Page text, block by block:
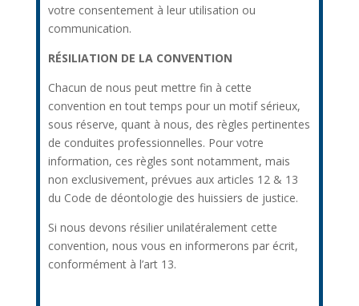
votre consentement à leur utilisation ou
communication.
RÉSILIATION DE LA CONVENTION
Chacun de nous peut mettre fin à cette
convention en tout temps pour un motif sérieux,
sous réserve, quant à nous, des règles pertinentes
de conduites professionnelles. Pour votre
information, ces règles sont notamment, mais
non exclusivement, prévues aux articles 12 & 13
du Code de déontologie des huissiers de justice.
Si nous devons résilier unilatéralement cette
convention, nous vous en informerons par écrit,
conformément à l’art 13.